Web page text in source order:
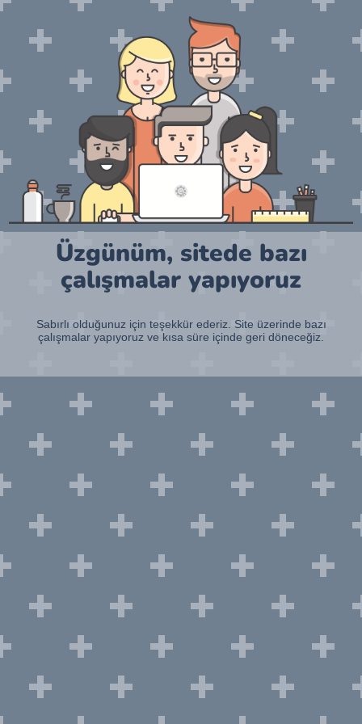
Üzgünüm, sitede bazı
çalışmalar yapıyoruz
Sabırlı olduğunuz için teşekkür ederiz. Site üzerinde bazı
çalışmalar yapıyoruz ve kısa süre içinde geri döneceğiz.